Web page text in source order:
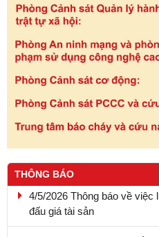
THÔNG BÁO
4/5/2026 Thông báo về
đấu giá tài sản
20.4.2026 - Thông báo kết